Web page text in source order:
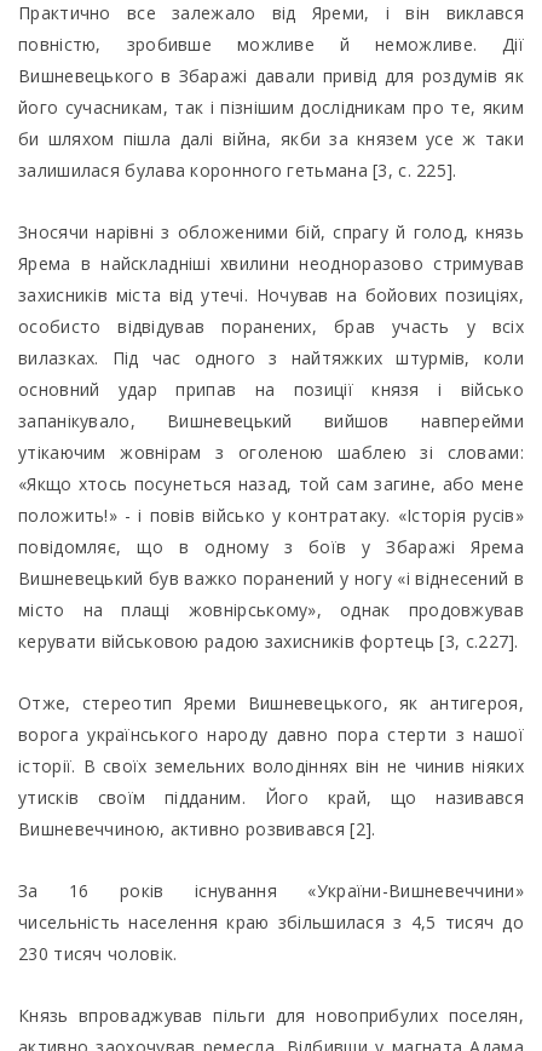
Практично все залежало від Яреми, і він виклався
повністю, зробивше можливе й неможливе. Дії
Вишневецького в Збаражі давали привід для роздумів як
його сучасникам, так і пізнішим дослідникам про те, яким
би шляхом пішла далі війна, якби за князем усе ж таки
залишилася булава коронного гетьмана [3, с. 225].
Зносячи нарівні з обложеними бій, спрагу й голод, князь
Ярема в найскладніші хвилини неодноразово стримував
захисників міста від утечі. Ночував на бойових позиціях,
особисто відвідував поранених, брав участь у всіх
вилазках. Під час одного з найтяжких штурмів, коли
основний удар припав на позиції князя і військо
запанікувало, Вишневецький вийшов навперейми
утікаючим жовнірам з оголеною шаблею зі словами:
«Якщо хтось посунеться назад, той сам загине, або мене
положить!» - і повів військо у контратаку. «Історія русів»
повідомляє, що в одному з боїв у Збаражі Ярема
Вишневецький був важко поранений у ногу «і віднесений в
місто на плащі жовнірському», однак продовжував
керувати військовою радою захисників фортець [3, с.227].
Отже, стереотип Яреми Вишневецького, як антигероя,
ворога українського народу давно пора стерти з нашої
історії. В своїх земельних володіннях він не чинив ніяких
утисків своїм підданим. Його край, що називався
Вишневеччиною, активно розвивався [2].
За 16 років існування «України-Вишневеччини»
чисельність населення краю збільшилася з 4,5 тисяч до
230 тисяч чоловік.
Князь впроваджував пільги для новоприбулих поселян,